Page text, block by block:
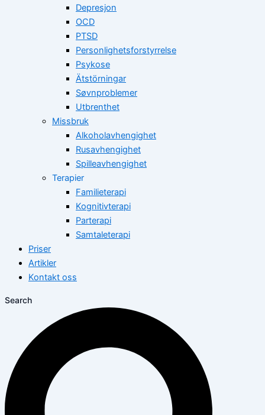
Depresjon
OCD
PTSD
Personlighetsforstyrrelse
Psykose
Ätstörningar
Søvnproblemer
Utbrenthet
Missbruk
Alkoholavhengighet
Rusavhengighet
Spilleavhengighet
Terapier
Familieterapi
Kognitivterapi
Parterapi
Samtaleterapi
Priser
Artikler
Kontakt oss
Search